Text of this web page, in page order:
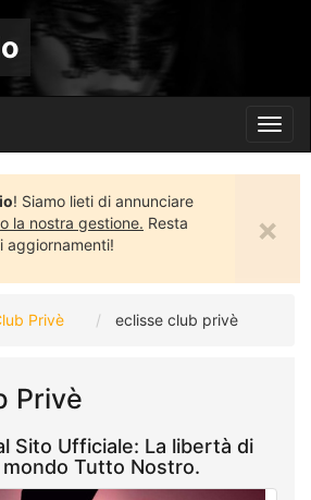
! Siamo lieti di annunciare
la nostra gestione. Resta
aggiornamenti!
×
Privè eclisse club privè
Privè
Sito Ufficiale: La libertà di
Tutto Nostro.